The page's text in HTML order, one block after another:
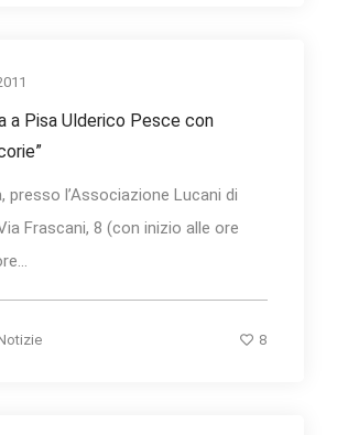
a Pisa Ulderico Pesce con
presso l’Associazione Lucani di
Frascani, 8 (con inizio alle ore
8